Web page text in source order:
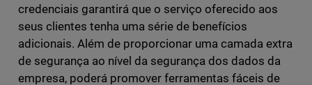
credenciais garantirá que o serviço oferecido aos
seus clientes tenha uma série de benefícios
adicionais. Além de proporcionar uma camada extra
de segurança ao nível da segurança dos dados da
empresa, poderá promover ferramentas fáceis de